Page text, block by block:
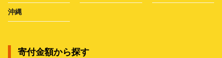
沖縄
寄付金額から探す